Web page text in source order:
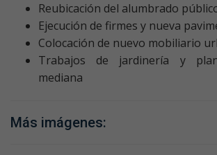
Reubicación del alumbrado
Ejecución de firmes y nueva
Colocación de nuevo mobiliario
Trabajos de jardinería y
mediana
Más imágenes: